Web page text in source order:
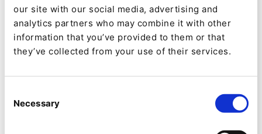
our site with our social media, advertising and
analytics partners who may combine it with other
information that you’ve provided to them or that
they’ve collected from your use of their services.
Selection
Necessary
Consilio Labs por su trabajo en
ghaddiscovery.com
Contextual Code para su trabajo en
Ibexa Partner Nacional del Año
Este socio se elige en función de su fantástico